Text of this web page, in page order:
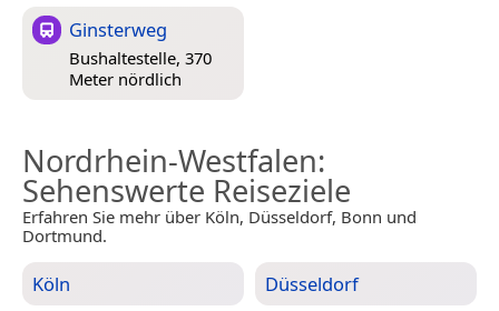
Ginsterweg
Bushaltestelle, 370
Meter nördlich
Nordrhein-Westfalen:
Sehenswerte Reiseziele
Erfahren Sie mehr über Köln, Düsseldorf, Bonn und
Dortmund.
Köln Düsseldorf